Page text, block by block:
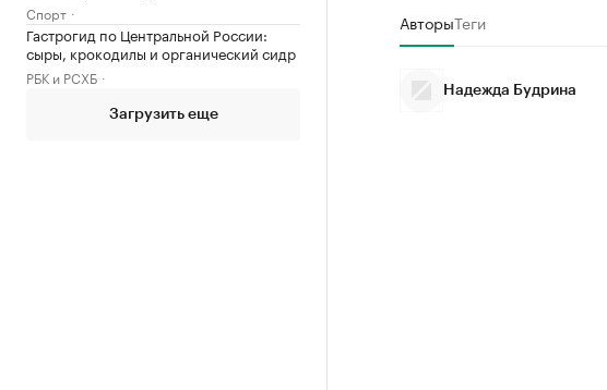
Спорт
Гастрогид по Центральной России:
сыры, крокодилы и органический сидр
РБК и РСХБ
Загрузить еще
АвторыТеги
Надежда Будрина